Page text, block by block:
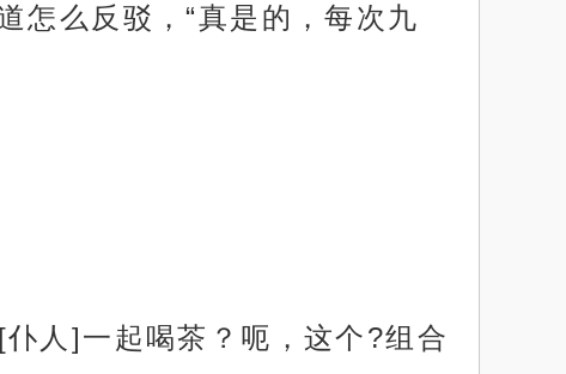
怎么反驳，“真是的，每次九
人]一起喝茶？呃，这个?组合